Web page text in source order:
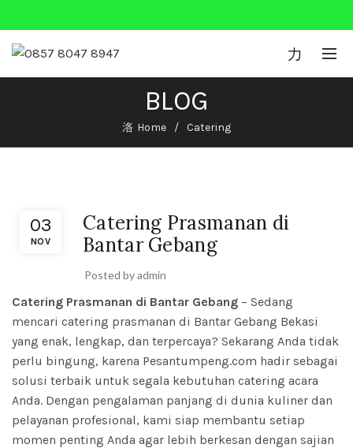
BLOG
Home Catering
03
NOV
Catering Prasmanan di
Bantar Gebang
Posted byadmin
Catering Prasmanan di Bantar Gebang – Sedang
mencari catering prasmanan di Bantar Gebang Bekasi
yang enak, lengkap, dan terpercaya? Sekarang Anda tidak
perlu bingung, karena Pesantumpeng.com hadir sebagai
solusi terbaik untuk segala kebutuhan catering acara
Anda. Dengan pengalaman panjang di dunia kuliner dan
pelayanan profesional, kami siap membantu setiap
momen penting Anda agar lebih berkesan dengan sajian